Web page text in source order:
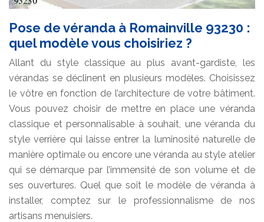
Pose de véranda à Romainville 93230 :
quel modèle vous choisiriez ?
Allant du style classique au plus avant-gardiste, les
vérandas se déclinent en plusieurs modèles. Choisissez
le vôtre en fonction de l’architecture de votre bâtiment.
Vous pouvez choisir de mettre en place une véranda
classique et personnalisable à souhait, une véranda du
style verrière qui laisse entrer la luminosité naturelle de
manière optimale ou encore une véranda au style atelier
qui se démarque par l’immensité de son volume et de
ses ouvertures. Quel que soit le modèle de véranda à
installer, comptez sur le professionnalisme de nos
artisans menuisiers.